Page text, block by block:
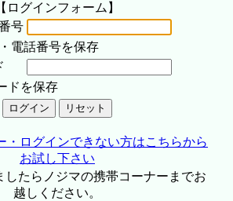
【ログインフォーム】
号
電話番号を保存
ドを保存
・ログインできない方はこちらから
お試し下さい
たらノジマの携帯コーナーまでお
越しください。